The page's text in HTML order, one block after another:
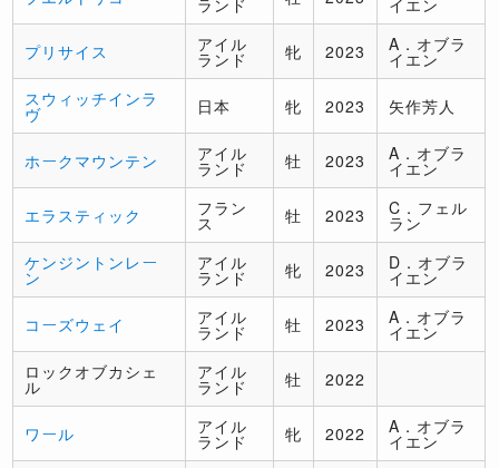
ランド イエン
プリサイス アイル
ランド 牝 2023 A．オブラ
イエン
スウィッチインラ
ヴ 日本 牝 2023 矢作芳人
ホークマウンテン アイル
ランド 牡 2023 A．オブラ
イエン
エラスティック フラン
ス 牡 2023 C．フェル
ラン
ケンジントンレー
ン
アイル
ランド 牝 2023 D．オブラ
イエン
コーズウェイ アイル
ランド 牡 2023 A．オブラ
イエン
ロックオブカシェ
ル
アイル
ランド 牡 2022
ワール アイル
ランド 牝 2022 A．オブラ
イエン